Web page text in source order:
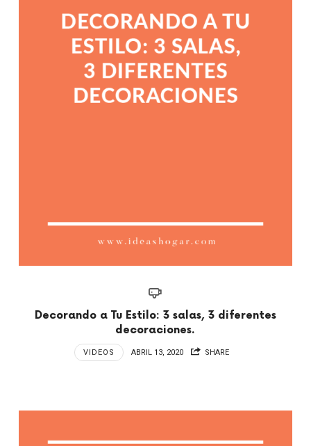
Decorando a Tu Estilo: 3 salas, 3 diferentes
decoraciones.
VIDEOS ABRIL 13, 2020 SHARE